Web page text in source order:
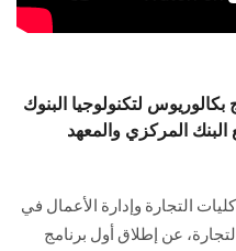
لتكنولوجيا البنوك
المركزي والمعهد
التجارة وإدارة الأعمال في
عن إطلاق أول برنامج